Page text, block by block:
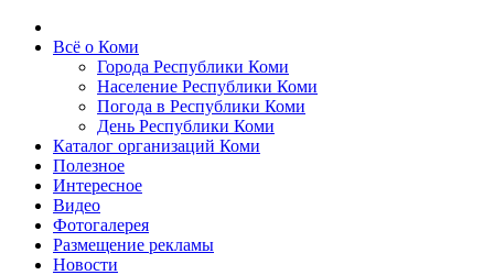
Всё о Коми
Города Республики Коми
Население Республики Коми
Погода в Республики Коми
День Республики Коми
Каталог организаций Коми
Полезное
Интересное
Видео
Фотогалерея
Размещение рекламы
Новости